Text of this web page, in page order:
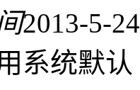
2013-5-
系统默认